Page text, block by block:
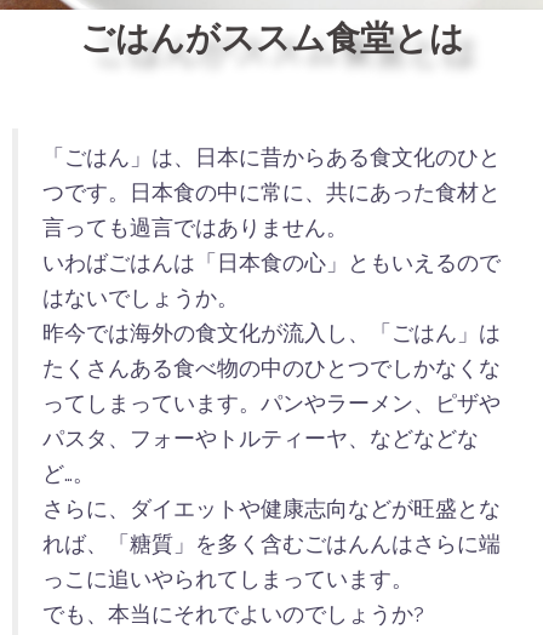
ごはんがススム食堂とは
「ごはん」は、日本に昔からある食文化のひと
つです。日本食の中に常に、共にあった食材と
言っても過言ではありません。
いわばごはんは「日本食の心」ともいえるので
はないでしょうか。
昨今では海外の食文化が流入し、「ごはん」は
たくさんある食べ物の中のひとつでしかなくな
ってしまっています。パンやラーメン、ピザや
パスタ、フォーやトルティーヤ、などなどな
ど…。
さらに、ダイエットや健康志向などが旺盛とな
れば、「糖質」を多く含むごはんんはさらに端
っこに追いやられてしまっています。
でも、本当にそれでよいのでしょうか?